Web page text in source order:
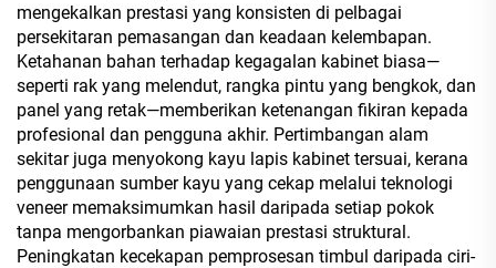
mengekalkan prestasi yang konsisten di pelbagai
persekitaran pemasangan dan keadaan kelembapan.
Ketahanan bahan terhadap kegagalan kabinet biasa—
seperti rak yang melendut, rangka pintu yang bengkok, dan
panel yang retak—memberikan ketenangan fikiran kepada
profesional dan pengguna akhir. Pertimbangan alam
sekitar juga menyokong kayu lapis kabinet tersuai, kerana
penggunaan sumber kayu yang cekap melalui teknologi
veneer memaksimumkan hasil daripada setiap pokok
tanpa mengorbankan piawaian prestasi struktural.
Peningkatan kecekapan pemprosesan timbul daripada ciri-